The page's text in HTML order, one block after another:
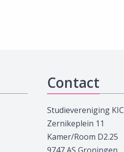
Contact
Studievereniging KIC
Zernikeplein 11
Kamer/Room D2.25